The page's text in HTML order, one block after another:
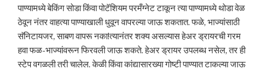
पाण्यामध्ये बेकिंग सोडा किंवा पोटॅशियम परमँग्नेट टाकून त्या पाण्यामध्ये थोडा वेळ
ठेवून नंतर वाहत्या पाण्याखाली धुवून वापरल्या जाऊ शकतात. फळे, भाज्यांसाठी
सॅनिटायजर, साबण वापरू नका!त्यानंतर शक्य असल्यास हेअर ड्रायरची गरम
हवा फळ-भाज्यांवरून फिरवली जाऊ शकते. हेअर ड्रायर उपलब्ध नसेल, तर ही
स्टेप वगळली तरी चालेल. केळी किंवा कांद्यासारख्या गोष्टी पाण्यात टाकल्या जाऊ